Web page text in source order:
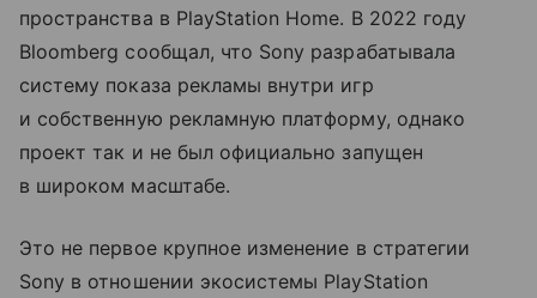
пространства в PlayStation Home. В 2022 году
Bloomberg сообщал, что Sony разрабатывала
систему показа рекламы внутри игр
и собственную рекламную платформу, однако
проект так и не был официально запущен
в широком масштабе.
Это не первое крупное изменение в стратегии
Sony в отношении экосистемы PlayStation